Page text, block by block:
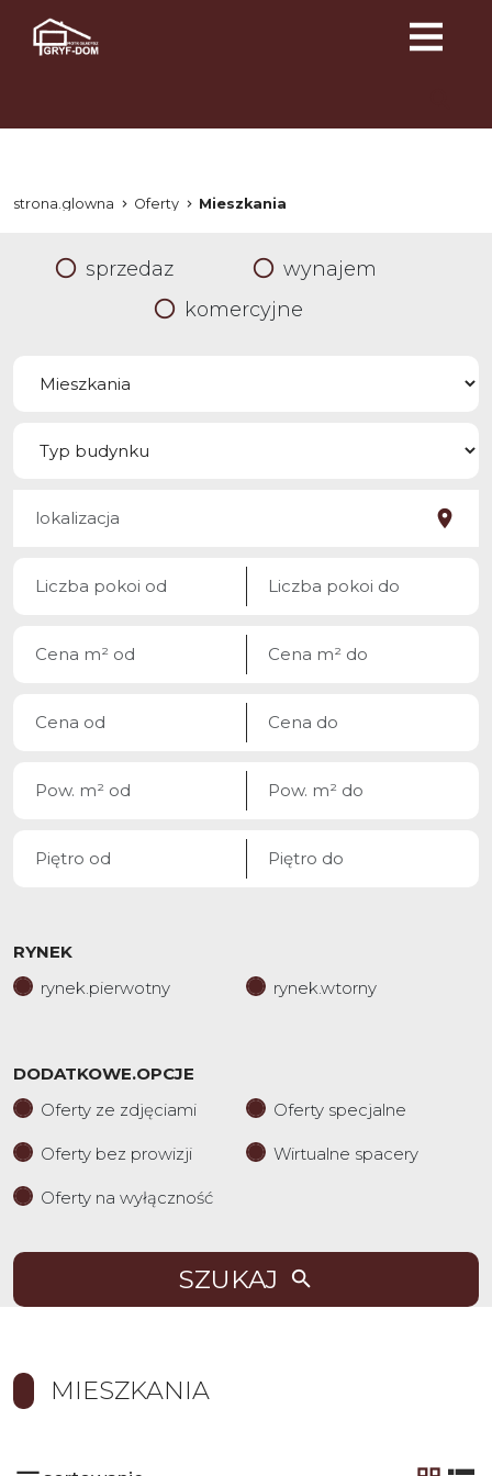
strona.glowna Oferty Mieszkania
sprzedaz
wynajem
komercyjne
RYNEK
rynek.pierwotny
rynek.wtorny
DODATKOWE.OPCJE
Oferty ze zdjęciami
Oferty specjalne
Oferty bez prowizji Wirtualne spacery
Oferty na wyłączność
SZUKAJ
MIESZKANIA